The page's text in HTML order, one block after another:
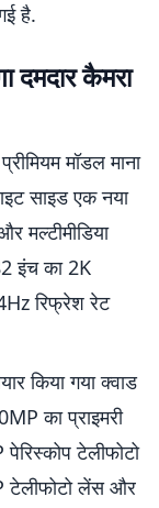
है.
कैमरा
मॉडल माना
साइड एक नया
मल्टीमीडिया
इंच का 2K
रिफ्रेश रेट
किया गया क्वाड
का प्राइमरी
टेलीफोटो
टेलीफोटो लेंस और